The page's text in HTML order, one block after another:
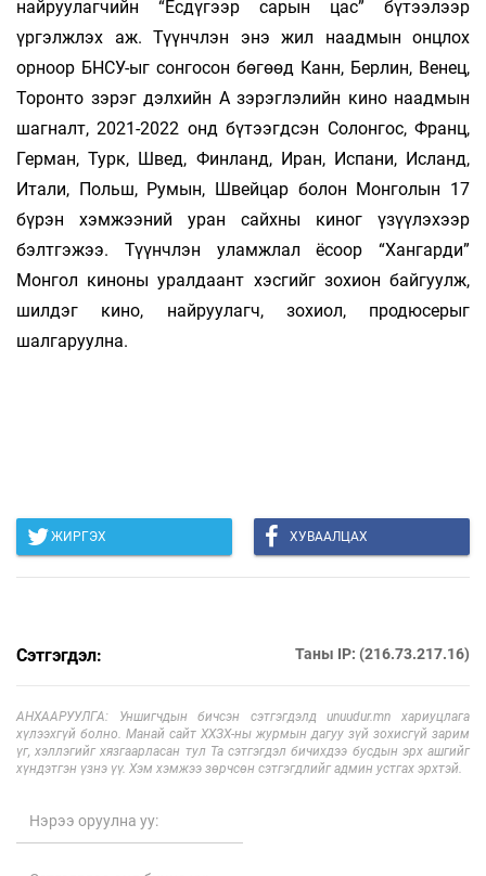
найруулагчийн “Есдүгээр сарын цас” бүтээлээр
үргэлжлэх аж. Түүнчлэн энэ жил наадмын онцлох
орноор БНСУ-ыг сонгосон бөгөөд Канн, Берлин, Венец,
Торонто зэрэг дэлхийн А зэрэглэлийн кино наадмын
шагналт, 2021-2022 онд бүтээгдсэн Солонгос, Франц,
Герман, Турк, Швед, Финланд, Иран, Испани, Исланд,
Итали, Польш, Румын, Швейцар болон Монголын 17
бүрэн хэмжээний уран сайхны киног үзүүлэхээр
бэлтгэжээ. Түүнчлэн уламжлал ёсоор “Хангарди”
Монгол киноны уралдаант хэсгийг зохион байгуулж,
шилдэг кино, найруулагч, зохиол, продюсерыг
шалгаруулна.
ЖИРГЭХ ХУВААЛЦАХ
Сэтгэгдэл: Таны IP: (216.73.217.16)
АНХААРУУЛГА: Уншигчдын бичсэн сэтгэгдэлд unuudur.mn хариуцлага
хүлээхгүй болно. Манай сайт ХХЗХ-ны журмын дагуу зүй зохисгүй зарим
үг, хэллэгийг хязгаарласан тул Та сэтгэгдэл бичихдээ бусдын эрх ашгийг
хүндэтгэн үзнэ үү. Хэм хэмжээ зөрчсөн сэтгэгдлийг админ устгах эрхтэй.